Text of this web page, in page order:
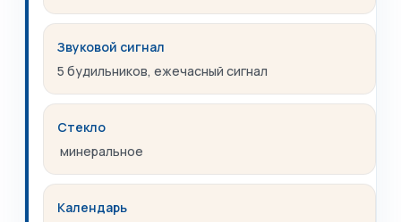
Звуковой сигнал
5 будильников, ежечасный сигнал
Стекло
минеральное
Календарь